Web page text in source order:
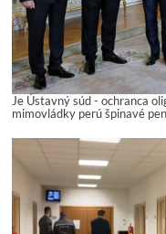
Je Ústavný súd - ochranca
mimovládky perú špinavé